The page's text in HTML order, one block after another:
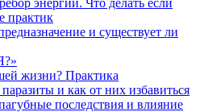
энергии. Что делать если
практик
и существует ли
жизни? Практика
и как от них избавиться
последствия и влияние